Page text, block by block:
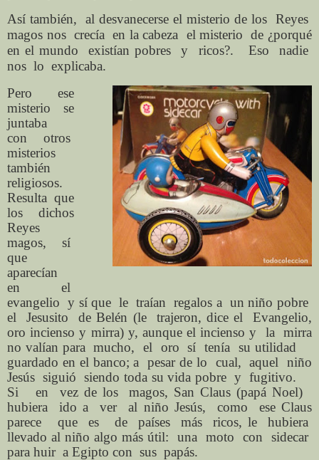
Así también, al desvanecerse el misterio de los Reyes
magos nos crecía en la cabeza el misterio de ¿porqué
en el mundo existían pobres y ricos?. Eso nadie
nos lo explicaba.
Pero ese
misterio se
juntaba
con otros
misterios
también
religiosos.
Resulta que
los dichos
Reyes
magos, sí
que
aparecían
en el
evangelio y sí que le traían regalos a un niño pobre
el Jesusito de Belén (le trajeron, dice el Evangelio,
oro incienso y mirra) y, aunque el incienso y la mirra
no valían para mucho, el oro sí tenía su utilidad
guardado en el banco; a pesar de lo cual, aquel niño
Jesús siguió siendo toda su vida pobre y fugitivo.
Si en vez de los magos, San Claus (papá Noel)
hubiera ido a ver al niño Jesús, como ese Claus
parece que es de países más ricos, le hubiera
llevado al niño algo más útil: una moto con sidecar
para huir a Egipto con sus papás.